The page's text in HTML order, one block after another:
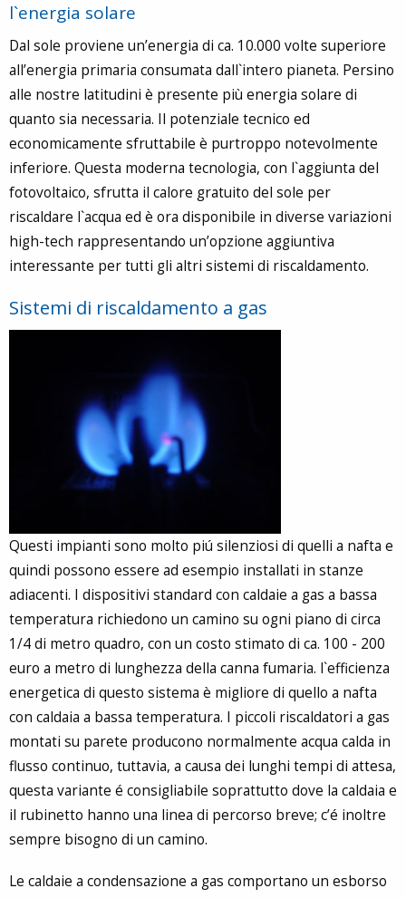
l`energia solare
Dal sole proviene un’energia di ca. 10.000 volte superiore
all’energia primaria consumata dall`intero pianeta. Persino
alle nostre latitudini è presente più energia solare di
quanto sia necessaria. Il potenziale tecnico ed
economicamente sfruttabile è purtroppo notevolmente
inferiore. Questa moderna tecnologia, con l`aggiunta del
fotovoltaico, sfrutta il calore gratuito del sole per
riscaldare l`acqua ed è ora disponibile in diverse variazioni
high-tech rappresentando un’opzione aggiuntiva
interessante per tutti gli altri sistemi di riscaldamento.
Sistemi di riscaldamento a gas
Questi impianti sono molto piú silenziosi di quelli a nafta e
quindi possono essere ad esempio installati in stanze
adiacenti. I dispositivi standard con caldaie a gas a bassa
temperatura richiedono un camino su ogni piano di circa
1/4 di metro quadro, con un costo stimato di ca. 100 - 200
euro a metro di lunghezza della canna fumaria. l`efficienza
energetica di questo sistema è migliore di quello a nafta
con caldaia a bassa temperatura. I piccoli riscaldatori a gas
montati su parete producono normalmente acqua calda in
flusso continuo, tuttavia, a causa dei lunghi tempi di attesa,
questa variante é consigliabile soprattutto dove la caldaia e
il rubinetto hanno una linea di percorso breve; c’é inoltre
sempre bisogno di un camino.
Le caldaie a condensazione a gas comportano un esborso